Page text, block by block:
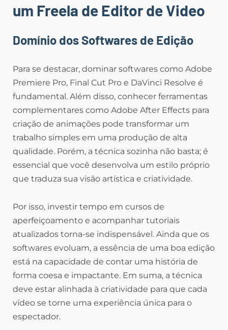
um Freela de Editor de Video
Domínio dos Softwares de Edição
Para se destacar, dominar softwares como Adobe
Premiere Pro, Final Cut Pro e DaVinci Resolve é
fundamental. Além disso, conhecer ferramentas
complementares como Adobe After Effects para
criação de animações pode transformar um
trabalho simples em uma produção de alta
qualidade. Porém, a técnica sozinha não basta; é
essencial que você desenvolva um estilo próprio
que traduza sua visão artística e criatividade.
Por isso, investir tempo em cursos de
aperfeiçoamento e acompanhar tutoriais
atualizados torna-se indispensável. Ainda que os
softwares evoluam, a essência de uma boa edição
está na capacidade de contar uma história de
forma coesa e impactante. Em suma, a técnica
deve estar alinhada à criatividade para que cada
vídeo se torne uma experiência única para o
espectador.